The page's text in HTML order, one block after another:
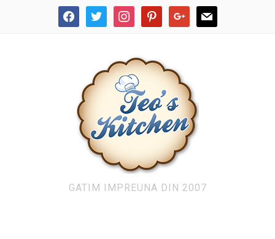
facebooktwitter instagrampinterestgoogle mail
GATIM IMPREUNA DIN 2007